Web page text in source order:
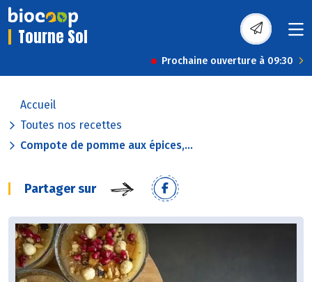
Tourne Sol
Prochaine ouverture à 09:30
Accueil
Toutes nos recettes
Compote de pomme aux épices,...
Partager sur